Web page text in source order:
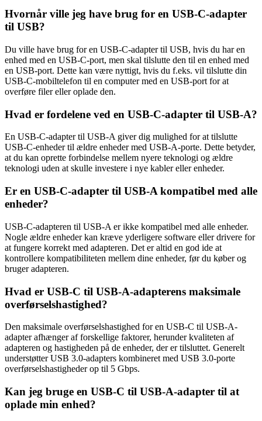
Hvornår ville jeg have brug for en USB-C-adapter
til USB?
Du ville have brug for en USB-C-adapter til USB, hvis du har en
enhed med en USB-C-port, men skal tilslutte den til en enhed med
en USB-port. Dette kan være nyttigt, hvis du f.eks. vil tilslutte din
USB-C-mobiltelefon til en computer med en USB-port for at
overføre filer eller oplade den.
Hvad er fordelene ved en USB-C-adapter til USB-A?
En USB-C-adapter til USB-A giver dig mulighed for at tilslutte
USB-C-enheder til ældre enheder med USB-A-porte. Dette betyder,
at du kan oprette forbindelse mellem nyere teknologi og ældre
teknologi uden at skulle investere i nye kabler eller enheder.
Er en USB-C-adapter til USB-A kompatibel med alle
enheder?
USB-C-adapteren til USB-A er ikke kompatibel med alle enheder.
Nogle ældre enheder kan kræve yderligere software eller drivere for
at fungere korrekt med adapteren. Det er altid en god ide at
kontrollere kompatibiliteten mellem dine enheder, før du køber og
bruger adapteren.
Hvad er USB-C til USB-A-adapterens maksimale
overførselshastighed?
Den maksimale overførselshastighed for en USB-C til USB-A-
adapter afhænger af forskellige faktorer, herunder kvaliteten af
adapteren og hastigheden på de enheder, der er tilsluttet. Generelt
understøtter USB 3.0-adapters kombineret med USB 3.0-porte
overførselshastigheder op til 5 Gbps.
Kan jeg bruge en USB-C til USB-A-adapter til at
oplade min enhed?